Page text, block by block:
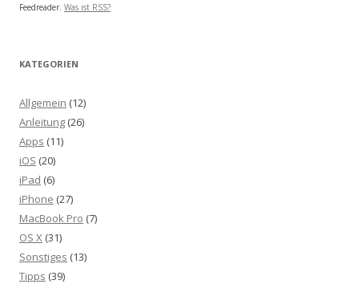
Feedreader. Was ist RSS?
KATEGORIEN
Allgemein (12)
Anleitung (26)
Apps (11)
iOS (20)
iPad (6)
iPhone (27)
MacBook Pro (7)
OS X (31)
Sonstiges (13)
Tipps (39)